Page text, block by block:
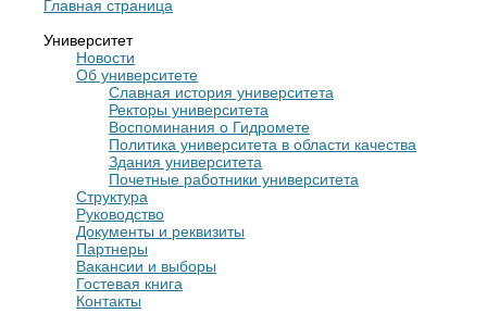
Главная страница
Университет
Новости
Об университете
Славная история университета
Ректоры университета
Воспоминания о Гидромете
Политика университета в области качества
Здания университета
Почетные работники университета
Структура
Руководство
Документы и реквизиты
Партнеры
Вакансии и выборы
Гостевая книга
Контакты